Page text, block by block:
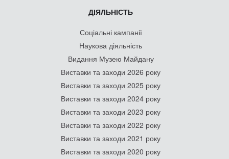
ДІЯЛЬНІСТЬ
Соціальні кампанії
Наукова діяльність
Видання Музею Майдану
Виставки та заходи 2026 року
Виставки та заходи 2025 року
Виставки та заходи 2024 року
Виставки та заходи 2023 року
Виставки та заходи 2022 року
Виставки та заходи 2021 року
Виставки та заходи 2020 року